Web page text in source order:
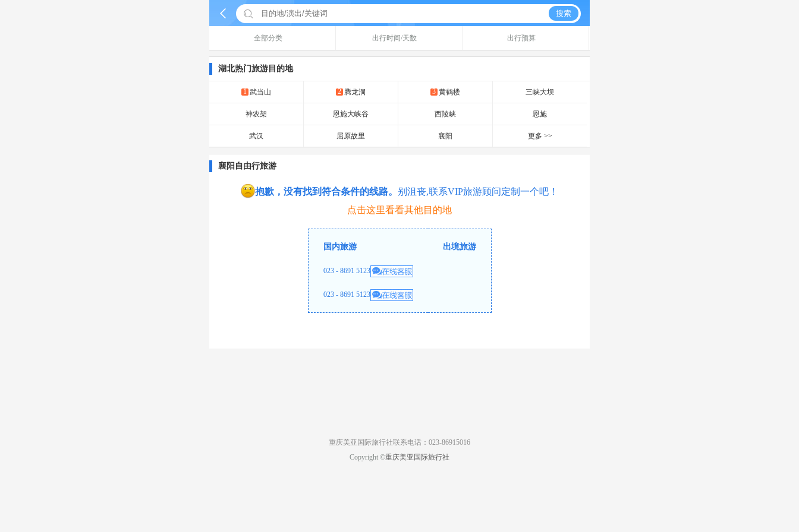
  搜索
全部分类 出行时间/天数 出行预算
湖北热门旅游目的地
1 武当山 2 腾龙洞 3 黄鹤楼 三峡大坝
神农架 恩施大峡谷 西陵峡 恩施
武汉 屈原故里 襄阳 更多 >>
襄阳自由行旅游
抱歉，没有找到符合条件的线路。 别沮丧,联系VIP旅游顾问定制一个吧！
点击这里看看其他目的地
国内旅游
023 - 8691 5123
023 - 8691 5123
出境旅游
重庆美亚国际旅行社联系电话：023-86915016
Copyright ©重庆美亚国际旅行社